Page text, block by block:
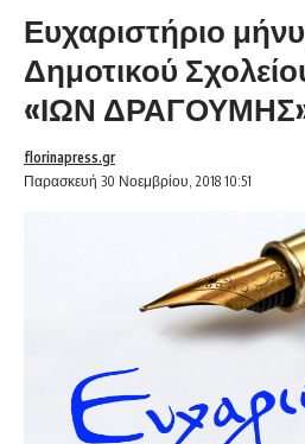
Ευχαριστήριο
Δημοτικού
«ΙΩΝ
Παρασκευή 30 Νοεμβρίου, 2018 10:51
florinapress.gr